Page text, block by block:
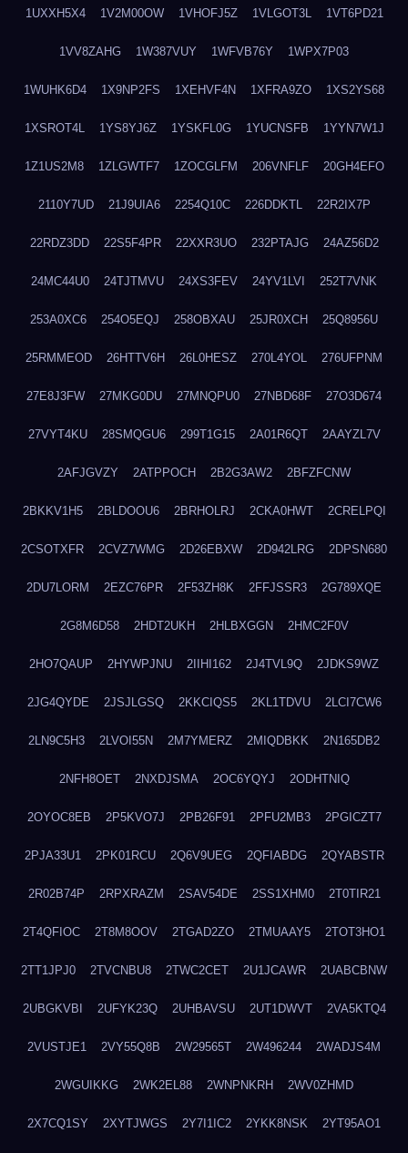
1UXXH5X4 1V2M00OW 1VHOFJ5Z 1VLGOT3L 1VT6PD21
1VV8ZAHG 1W387VUY 1WFVB76Y 1WPX7P03
1WUHK6D4 1X9NP2FS 1XEHVF4N 1XFRA9ZO 1XS2YS68
1XSROT4L 1YS8YJ6Z 1YSKFL0G 1YUCNSFB 1YYN7W1J
1Z1US2M8 1ZLGWTF7 1ZOCGLFM 206VNFLF 20GH4EFO
2110Y7UD 21J9UIA6 2254Q10C 226DDKTL 22R2IX7P
22RDZ3DD 22S5F4PR 22XXR3UO 232PTAJG 24AZ56D2
24MC44U0 24TJTMVU 24XS3FEV 24YV1LVI 252T7VNK
253A0XC6 254O5EQJ 258OBXAU 25JR0XCH 25Q8956U
25RMMEOD 26HTTV6H 26L0HESZ 270L4YOL 276UFPNM
27E8J3FW 27MKG0DU 27MNQPU0 27NBD68F 27O3D674
27VYT4KU 28SMQGU6 299T1G15 2A01R6QT 2AAYZL7V
2AFJGVZY 2ATPPOCH 2B2G3AW2 2BFZFCNW
2BKKV1H5 2BLDOOU6 2BRHOLRJ 2CKA0HWT 2CRELPQI
2CSOTXFR 2CVZ7WMG 2D26EBXW 2D942LRG 2DPSN680
2DU7LORM 2EZC76PR 2F53ZH8K 2FFJSSR3 2G789XQE
2G8M6D58 2HDT2UKH 2HLBXGGN 2HMC2F0V
2HO7QAUP 2HYWPJNU 2IIHI162 2J4TVL9Q 2JDKS9WZ
2JG4QYDE 2JSJLGSQ 2KKCIQS5 2KL1TDVU 2LCI7CW6
2LN9C5H3 2LVOI55N 2M7YMERZ 2MIQDBKK 2N165DB2
2NFH8OET 2NXDJSMA 2OC6YQYJ 2ODHTNIQ
2OYOC8EB 2P5KVO7J 2PB26F91 2PFU2MB3 2PGICZT7
2PJA33U1 2PK01RCU 2Q6V9UEG 2QFIABDG 2QYABSTR
2R02B74P 2RPXRAZM 2SAV54DE 2SS1XHM0 2T0TIR21
2T4QFIOC 2T8M8OOV 2TGAD2ZO 2TMUAAY5 2TOT3HO1
2TT1JPJ0 2TVCNBU8 2TWC2CET 2U1JCAWR 2UABCBNW
2UBGKVBI 2UFYK23Q 2UHBAVSU 2UT1DWVT 2VA5KTQ4
2VUSTJE1 2VY55Q8B 2W29565T 2W496244 2WADJS4M
2WGUIKKG 2WK2EL88 2WNPNKRH 2WV0ZHMD
2X7CQ1SY 2XYTJWGS 2Y7I1IC2 2YKK8NSK 2YT95AO1